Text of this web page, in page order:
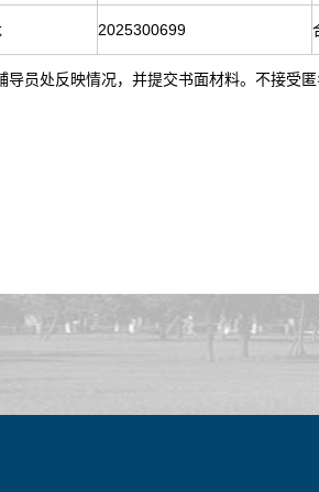
2025300699
员处反映情况，并提交书面材料。不接受匿